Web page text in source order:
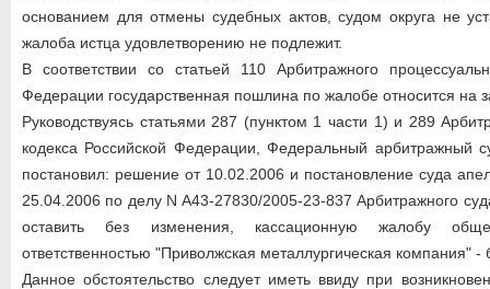
основанием для отмены судебных актов, судом округа не
жалоба истца удовлетворению не подлежит.
В соответствии со статьей 110 Арбитражного
Федерации государственная пошлина по жалобе относится на
Руководствуясь статьями 287 (пунктом 1 части 1) и 289
кодекса Российской Федерации, Федеральный арбитражный
постановил: решение от 10.02.2006 и постановление суда
25.04.2006 по делу N А43-27830/2005-23-837 Арбитражного
оставить без изменения, кассационную жалобу
ответственностью "Приволжская металлургическая компания" -
Данное обстоятельство следует иметь ввиду при